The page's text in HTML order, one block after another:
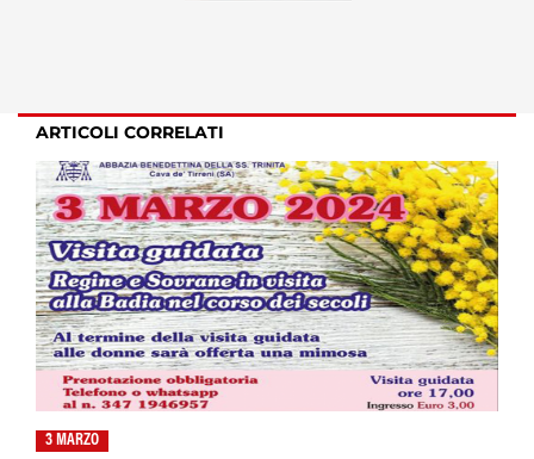
ARTICOLI CORRELATI
3 MARZO